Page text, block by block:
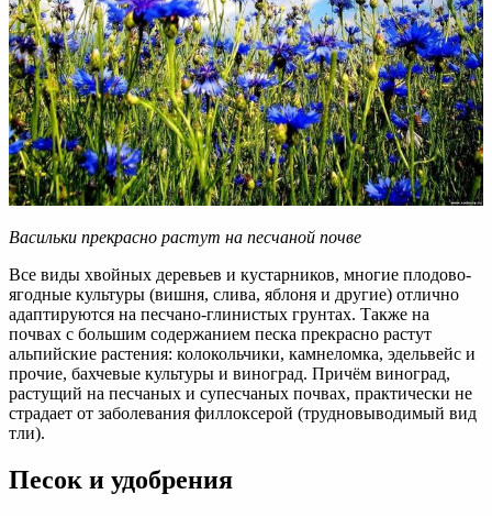
Васильки прекрасно растут на песчаной почве
Все виды хвойных деревьев и кустарников, многие плодово-
ягодные культуры (вишня, слива, яблоня и другие) отлично
адаптируются на песчано-глинистых грунтах. Также на
почвах с большим содержанием песка прекрасно растут
альпийские растения: колокольчики, камнеломка, эдельвейс и
прочие, бахчевые культуры и виноград. Причём виноград,
растущий на песчаных и супесчаных почвах, практически не
страдает от заболевания филлоксерой (трудновыводимый вид
тли).
Песок и удобрения